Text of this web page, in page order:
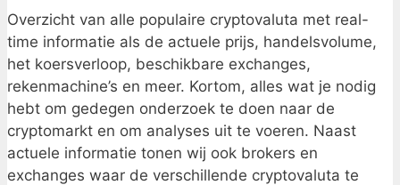
Overzicht van alle populaire cryptovaluta met real-
time informatie als de actuele prijs, handelsvolume,
het koersverloop, beschikbare exchanges,
rekenmachine’s en meer. Kortom, alles wat je nodig
hebt om gedegen onderzoek te doen naar de
cryptomarkt en om analyses uit te voeren. Naast
actuele informatie tonen wij ook brokers en
exchanges waar de verschillende cryptovaluta te